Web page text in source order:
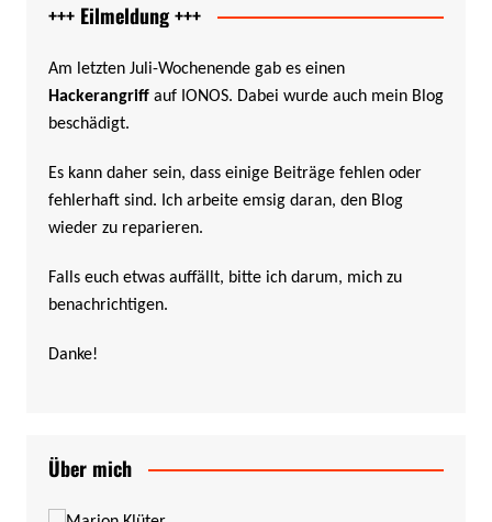
+++ Eilmeldung +++
Am letzten Juli-Wochenende gab es einen
Hackerangriffauf IONOS. Dabei wurde auch mein Blog
beschädigt.
Es kann daher sein, dass einige Beiträge fehlen oder
fehlerhaft sind. Ich arbeite emsig daran, den Blog
wieder zu reparieren.
Falls euch etwas auffällt, bitte ich darum, mich zu
benachrichtigen.
Danke!
Über mich